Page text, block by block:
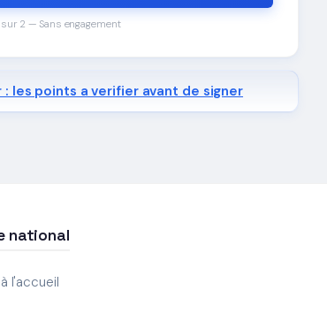
sur 2 — Sans engagement
: les points a verifier avant de signer
national
l'accueil